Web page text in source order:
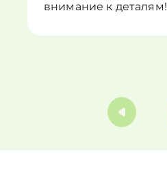
внимание к деталям!